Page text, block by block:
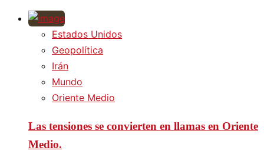
Estados Unidos
Geopolítica
Irán
Mundo
Oriente Medio
Las tensiones se convierten en llamas en Oriente
Medio.